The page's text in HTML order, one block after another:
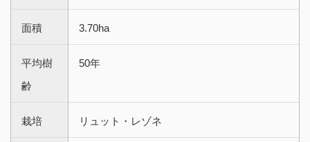
面積 3.70ha
平均樹
齢
50年
栽培 リュット・レゾネ